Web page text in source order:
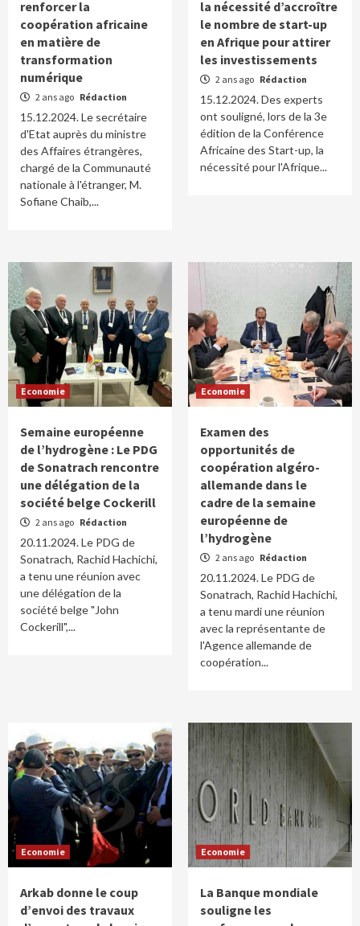
renforcer la
coopération africaine
en matière de
transformation
numérique
2 ans ago Rédaction
15.12.2024. Le secrétaire
d'Etat auprès du ministre
des Affaires étrangères,
chargé de la Communauté
nationale à l'étranger, M.
Sofiane Chaib,...
la nécessité d’accroître
le nombre de start-up
en Afrique pour attirer
les investissements
2 ans ago Rédaction
15.12.2024. Des experts
ont souligné, lors de la 3e
édition de la Conférence
Africaine des Start-up, la
nécessité pour l'Afrique...
Economie
Semaine européenne
de l’hydrogène : Le PDG
de Sonatrach rencontre
une délégation de la
société belge Cockerill
2 ans ago Rédaction
20.11.2024. Le PDG de
Sonatrach, Rachid Hachichi,
a tenu une réunion avec
une délégation de la
société belge "John
Cockerill",...
Economie
Examen des
opportunités de
coopération algéro-
allemande dans le
cadre de la semaine
européenne de
l’hydrogène
2 ans ago Rédaction
20.11.2024. Le PDG de
Sonatrach, Rachid Hachichi,
a tenu mardi une réunion
avec la représentante de
l'Agence allemande de
coopération...
Economie
Arkab donne le coup
d’envoi des travaux
Economie
La Banque mondiale
souligne les